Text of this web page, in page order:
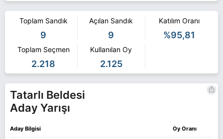
Toplam Sandık
9
Açılan Sandık
9
Katılım Oranı
%95,81
Toplam Seçmen
2.218
Kullanılan Oy
2.125
Tatarlı Beldesi
Aday Yarışı
Aday Bilgisi Oy Oranı